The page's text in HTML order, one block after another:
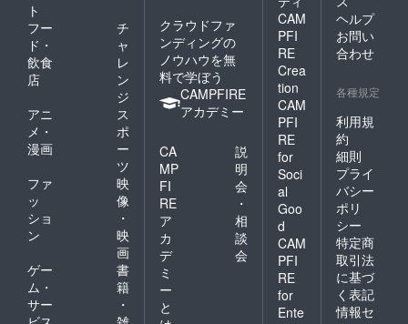
ご要望
にお応
えでき
ない場
合がご
す。
員権の
有効期
限：
2022年
11月1日
から1年
で自動
更新と
なり、
年会
費・更
新料な
どは一
切かか
は、ご
来店日
から前
日の18
は100%
予定
だった
リター
ンの消
化）と
させて
いただ
きま
す。
・会
員権の
有効期
2022年
ト
フー
ド・
飲食
店
チ
ャ
レ
ン
ジ
アニ
メ・
漫画
ス
ポ
ー
ツ
ファ
ッ
ショ
ン
映
像
・
映
画
ゲー
ム・
サー
書
籍
・
クラウドファ
ンディングの
ノウハウを無
料で学ぼう
CAMPFIRE
アカデミー
CA
MP
FI
RE
ア
カ
デ
ミ
ー
と
説
明
会
・
相
談
会
CAM
PFI
RE
Crea
tion
CAM
PFI
RE
for
Soci
al
Goo
d
CAM
PFI
RE
for
Ente
ヘルプ
お問い
合わせ
各種規定
利用規
約
細則
プライ
バシー
ポリ
シー
特定商
取引法
に基づ
く表記
情報セ